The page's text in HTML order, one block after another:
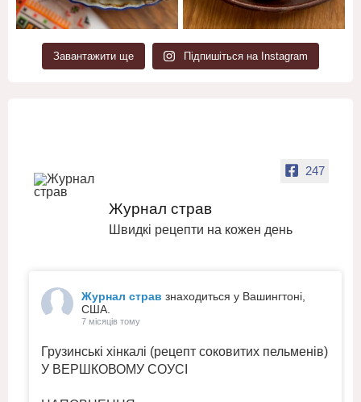
Завантажити ще Підпишіться на Instagram
247
Журнал страв
Швидкі рецепти на кожен день
Журнал страв знаходиться у Вашингтоні,
США.
7 місяців тому
Грузинські хінкалі (рецепт соковитих пельменів)
У ВЕРШКОВОМУ СОУСІ